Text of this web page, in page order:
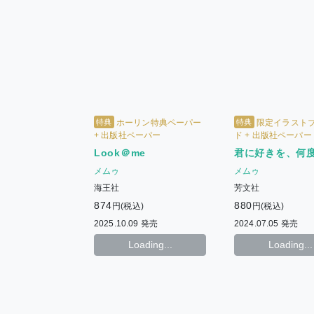
特典 ホーリン特典ペーパー
+ 出版社ペーパー
Look＠me
メムゥ
海王社
874 円(税込)
2025.10.09 発売
Loading...
特典
限定イラスト
ド + 出版社ペーパー
君に好きを、何
メムゥ
芳文社
880 円(税込)
2024.07.05 発売
Loading...